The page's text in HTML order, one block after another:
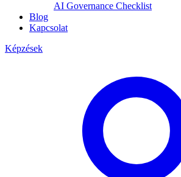
AI Governance Checklist
Blog
Kapcsolat
Képzések